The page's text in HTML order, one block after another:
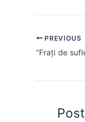
c
b
o
o
A
p
p
PREVIOUS